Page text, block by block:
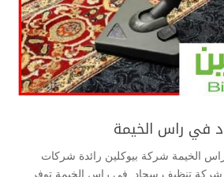
في راس الخيمة
الخيمة شركة بيوكلين رائدة شركات
شركة تنظيف سجاد في راس الخيمة توفر